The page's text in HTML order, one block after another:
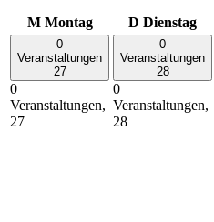
M Montag D Dienstag
0
Veranstaltungen
27
0
Veranstaltungen,
27
0
Veranstaltungen
28
0
Veranstaltungen,
28